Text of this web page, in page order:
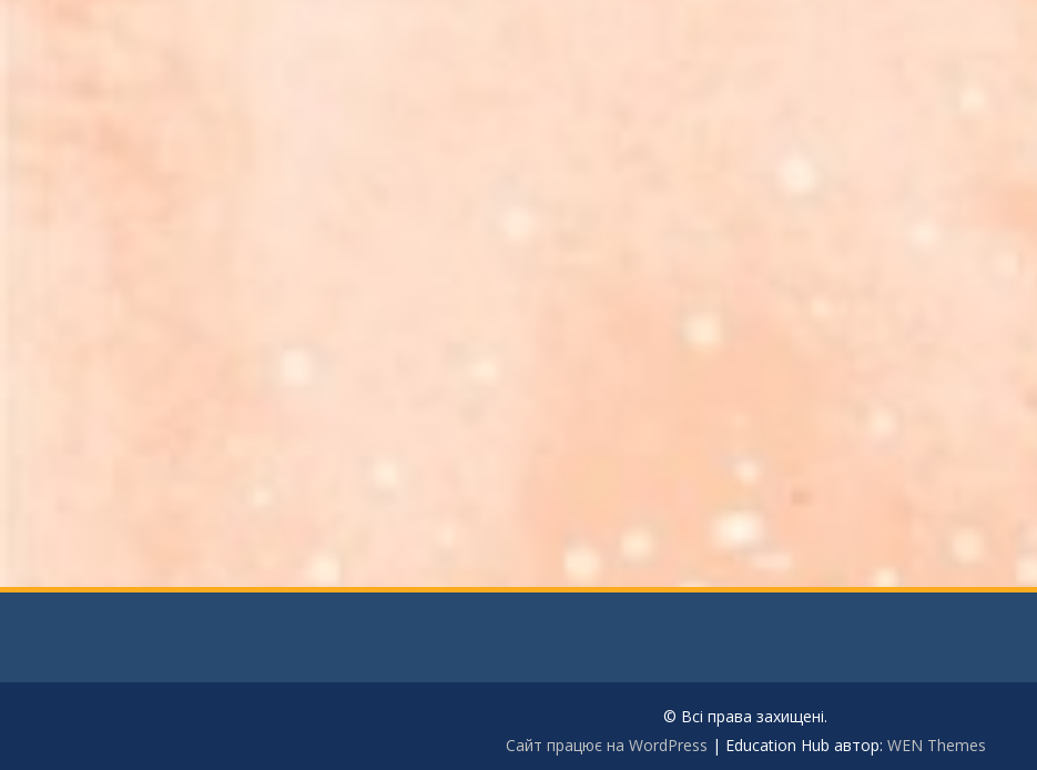
© Всі права захищені.
Сайт працює на WordPress | Education Hub автор: WEN Themes